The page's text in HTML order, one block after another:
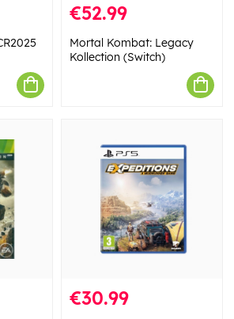
€52.99
Mortal Kombat: Legacy
Kollection (Switch)
€30.99